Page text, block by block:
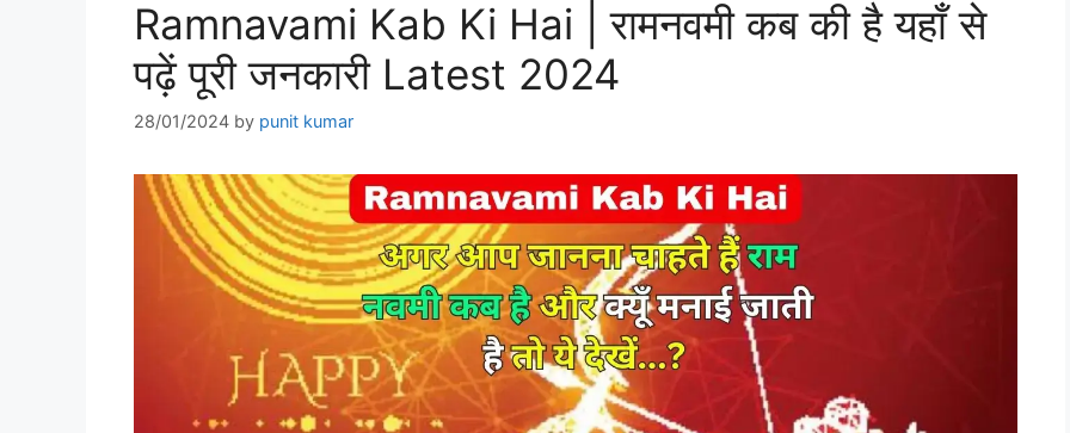
Ramnavami Kab Ki Hai | रामनवमी कब की है यहाँ से
पढ़ें पूरी जनकारी Latest 2024
28/01/2024 by punit kumar